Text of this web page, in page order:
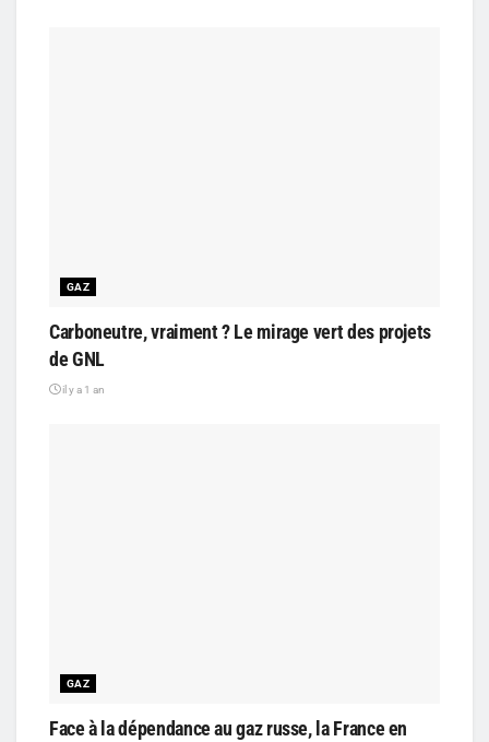
GAZ
Carboneutre, vraiment ? Le mirage vert des projets
de GNL
il y a 1 an
GAZ
Face à la dépendance au gaz russe, la France en